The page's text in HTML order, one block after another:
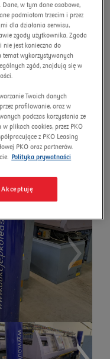
Szukaj
płaska
w tym dane osobowe,
podmiotom trzecim i przez
dla działania serwisu,
zgody użytkownika. Zgoda
nie jest konieczna do
temat wykorzystywanych
zgód, znajdują się w
Twoich danych
profilowanie, oraz w
podczas korzystania ze
plikach cookies, przez PKO
z PKO Leasing
PKO oraz partnerów.
Polityka prywatności
Akceptuję